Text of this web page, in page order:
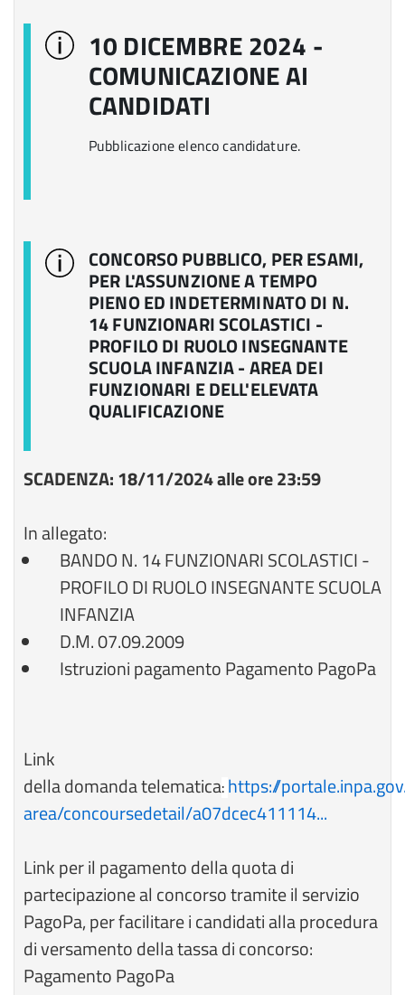
10 DICEMBRE 2024 -
COMUNICAZIONE AI
CANDIDATI
Pubblicazione elenco candidature.
CONCORSO PUBBLICO, PER ESAMI,
PER L'ASSUNZIONE A TEMPO
PIENO ED INDETERMINATO DI N.
14 FUNZIONARI SCOLASTICI -
PROFILO DI RUOLO INSEGNANTE
SCUOLA INFANZIA - AREA DEI
FUNZIONARI E DELL'ELEVATA
QUALIFICAZIONE
SCADENZA: 18/11/2024 alle ore 23:59
In allegato:
BANDO N. 14 FUNZIONARI SCOLASTICI -
PROFILO DI RUOLO INSEGNANTE SCUOLA
INFANZIA
D.M. 07.09.2009
Istruzioni pagamento Pagamento PagoPa
Link
della domanda telematica: https://
area/concoursedetail/a07dcec411114...
Link per il pagamento della quota di
partecipazione al concorso tramite il servizio
PagoPa, per facilitare i candidati alla procedura
di versamento della tassa di concorso:
Pagamento PagoPa